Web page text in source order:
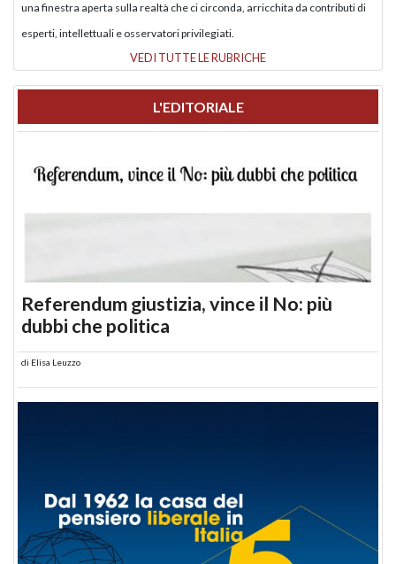
una finestra aperta sulla realtà che ci circonda, arricchita da contributi di
esperti, intellettuali e osservatori privilegiati.
VEDI TUTTE LE RUBRICHE
L'EDITORIALE
Referendum giustizia, vince il No: più
dubbi che politica
di Elisa Leuzzo